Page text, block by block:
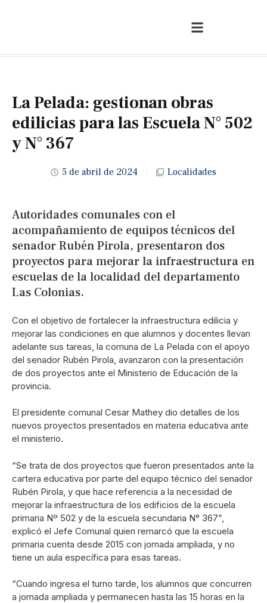
La Pelada: gestionan obras
edilicias para las Escuela N° 502
y N° 367
5 de abril de 2024 Localidades
Autoridades comunales con el
acompañamiento de equipos técnicos del
senador Rubén Pirola, presentaron dos
proyectos para mejorar la infraestructura en
escuelas de la localidad del departamento
Las Colonias.
Con el objetivo de fortalecer la infraestructura edilicia y
mejorar las condiciones en que alumnos y docentes llevan
adelante sus tareas, la comuna de La Pelada con el apoyo
del senador Rubén Pirola, avanzaron con la presentación
de dos proyectos ante el Ministerio de Educación de la
provincia.
El presidente comunal Cesar Mathey dio detalles de los
nuevos proyectos presentados en materia educativa ante
el ministerio.
“Se trata de dos proyectos que fueron presentados ante la
cartera educativa por parte del equipo técnico del senador
Rubén Pirola, y que hace referencia a la necesidad de
mejorar la infraestructura de los edificios de la escuela
primaria Nº 502 y de la escuela secundaria N° 367”,
explicó el Jefe Comunal quien remarcó que la escuela
primaria cuenta desde 2015 con jornada ampliada, y no
tiene un aula específica para esas tareas.
“Cuando ingresa el turno tarde, los alumnos que concurren
a jornada ampliada y permanecen hasta las 15 horas en la